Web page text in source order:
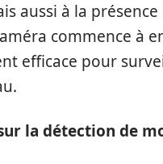
aussi à la
commence à
efficace pour
la détection de